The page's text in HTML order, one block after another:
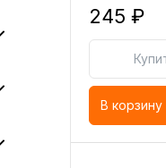
245 ₽
В корзину